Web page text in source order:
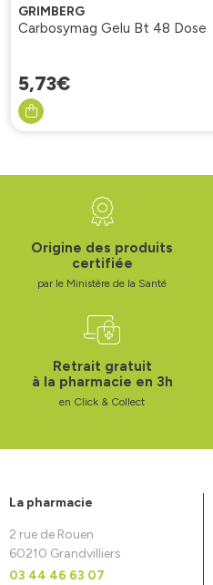
GRIMBERG
Carbosymag Gelu Bt 48 Dose
5,73€
Origine des produits
certifiée
par le Ministère de la Santé
Retrait gratuit
à la pharmacie en 3h
en Click & Collect
La pharmacie
2 rue de Rouen
60210 Grandvilliers
03 44 46 63 07